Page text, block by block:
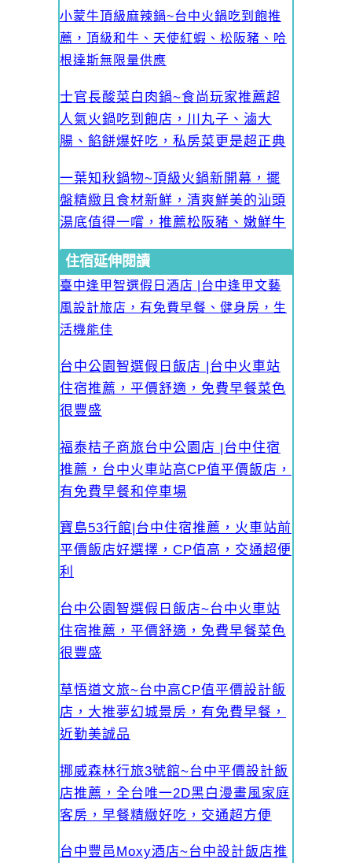
小蒙牛頂級麻辣鍋~台中火鍋吃到飽推
薦，頂級和牛、天使紅蝦、松阪豬、哈
根達斯無限量供應
士官長酸菜白肉鍋~食尚玩家推薦超
人氣火鍋吃到飽店，川丸子、滷大
腸、餡餅爆好吃，私房菜更是超正典
一葉知秋鍋物~頂級火鍋新開幕，擺
盤精緻且食材新鮮，清爽鮮美的汕頭
湯底值得一嚐，推薦松阪豬、嫩鮮牛
住宿延伸閱讀
臺中逢甲智選假日酒店 |台中逢甲文藝
風設計旅店，有免費早餐、健身房，生
活機能佳
台中公園智選假日飯店 |台中火車站
住宿推薦，平價舒適，免費早餐菜色
很豐盛
福泰桔子商旅台中公園店 |台中住宿
推薦，台中火車站高CP值平價飯店，
有免費早餐和停車場
寶島53行館|台中住宿推薦，火車站前
平價飯店好選擇，CP值高，交通超便
利
台中公園智選假日飯店~台中火車站
住宿推薦，平價舒適，免費早餐菜色
很豐盛
草悟道文旅~台中高CP值平價設計飯
店，大推夢幻城景房，有免費早餐，
近勤美誠品
挪威森林行旅3號館~台中平價設計飯
店推薦，全台唯一2D黑白漫畫風家庭
客房，早餐精緻好吃，交通超方便
台中豐邑Moxy酒店~台中設計飯店推